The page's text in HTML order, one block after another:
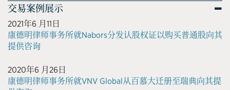
交易案例展示
2021年6 月11日
康德明律师事务所就Nabors分发认股权证以购买普通股向其
提供咨询
2020年6 月26日
康德明律师事务所就VNV Global从百慕大迁册至瑞典向其提